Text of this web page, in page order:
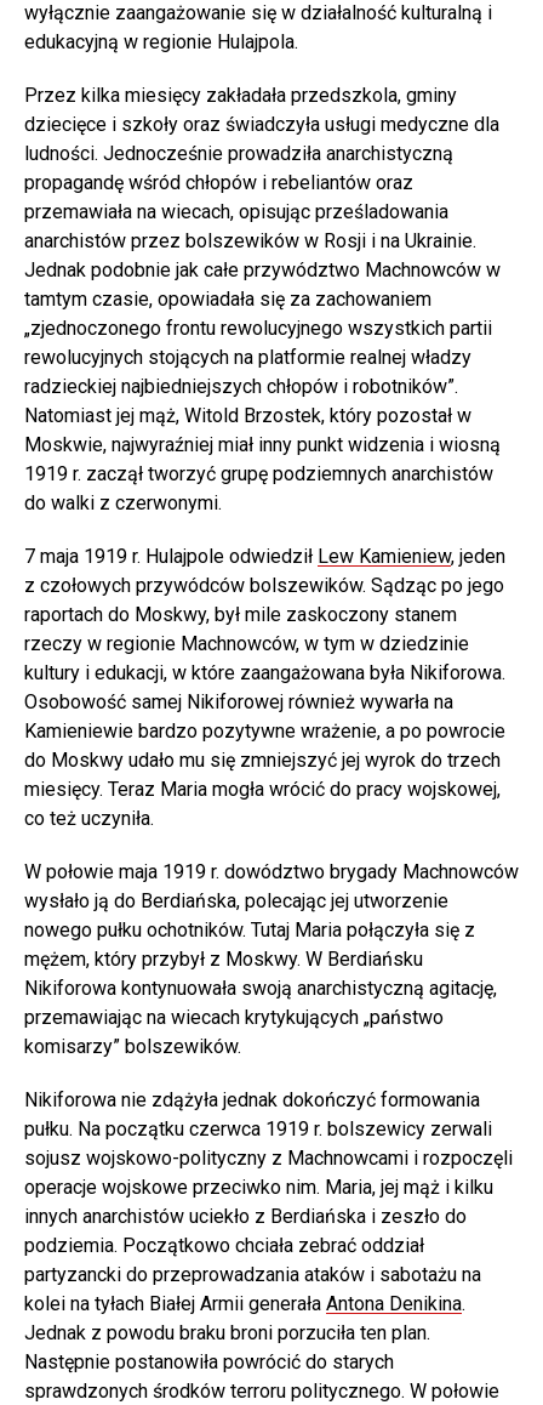
wyłącznie zaangażowanie się w działalność kulturalną i
edukacyjną w regionie Hulajpola.
Przez kilka miesięcy zakładała przedszkola, gminy
dziecięce i szkoły oraz świadczyła usługi medyczne dla
ludności. Jednocześnie prowadziła anarchistyczną
propagandę wśród chłopów i rebeliantów oraz
przemawiała na wiecach, opisując prześladowania
anarchistów przez bolszewików w Rosji i na Ukrainie.
Jednak podobnie jak całe przywództwo Machnowców w
tamtym czasie, opowiadała się za zachowaniem
„zjednoczonego frontu rewolucyjnego wszystkich partii
rewolucyjnych stojących na platformie realnej władzy
radzieckiej najbiedniejszych chłopów i robotników”.
Natomiast jej mąż, Witold Brzostek, który pozostał w
Moskwie, najwyraźniej miał inny punkt widzenia i wiosną
1919 r. zaczął tworzyć grupę podziemnych anarchistów
do walki z czerwonymi.
7 maja 1919 r. Hulajpole odwiedził Lew Kamieniew, jeden
z czołowych przywódców bolszewików. Sądząc po jego
raportach do Moskwy, był mile zaskoczony stanem
rzeczy w regionie Machnowców, w tym w dziedzinie
kultury i edukacji, w które zaangażowana była Nikiforowa.
Osobowość samej Nikiforowej również wywarła na
Kamieniewie bardzo pozytywne wrażenie, a po powrocie
do Moskwy udało mu się zmniejszyć jej wyrok do trzech
miesięcy. Teraz Maria mogła wrócić do pracy wojskowej,
co też uczyniła.
W połowie maja 1919 r. dowództwo brygady Machnowców
wysłało ją do Berdiańska, polecając jej utworzenie
nowego pułku ochotników. Tutaj Maria połączyła się z
mężem, który przybył z Moskwy. W Berdiańsku
Nikiforowa kontynuowała swoją anarchistyczną agitację,
przemawiając na wiecach krytykujących „państwo
komisarzy” bolszewików.
Nikiforowa nie zdążyła jednak dokończyć formowania
pułku. Na początku czerwca 1919 r. bolszewicy zerwali
sojusz wojskowo-polityczny z Machnowcami i rozpoczęli
operacje wojskowe przeciwko nim. Maria, jej mąż i kilku
innych anarchistów uciekło z Berdiańska i zeszło do
podziemia. Początkowo chciała zebrać oddział
partyzancki do przeprowadzania ataków i sabotażu na
kolei na tyłach Białej Armii generała Antona Denikina.
Jednak z powodu braku broni porzuciła ten plan.
Następnie postanowiła powrócić do starych
sprawdzonych środków terroru politycznego. W połowie